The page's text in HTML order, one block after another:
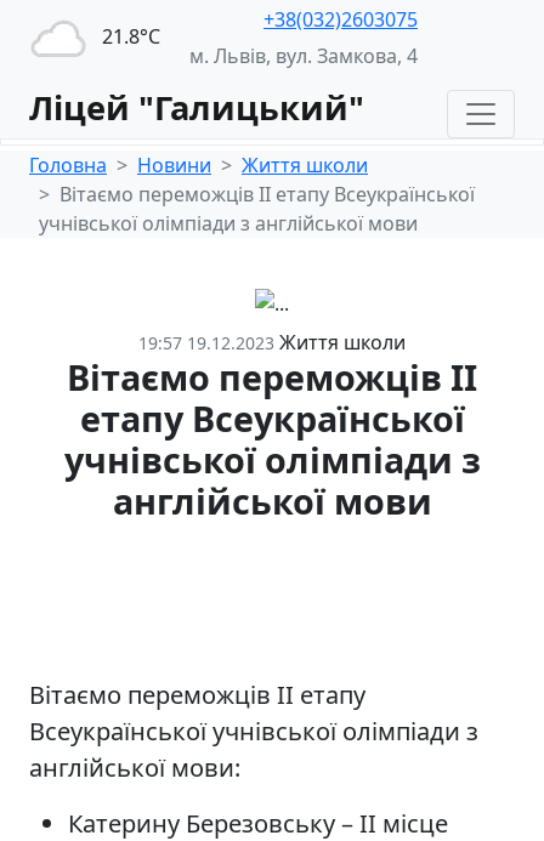
21.8°С
+38(032)2603075
м. Львів, вул. Замкова, 4
Ліцей "Галицький"
Головна Новини
Життя школи
Вітаємо переможців ІІ етапу Всеукраїнської
учнівської олімпіади з англійської мови
19:57 19.12.2023 Життя школи
Вітаємо переможців ІІ
етапу Всеукраїнської
учнівської олімпіади з
англійської мови
Вітаємо переможців ІІ етапу
Всеукраїнської учнівської олімпіади з
англійської мови:
Катерину Березовську – ІІ місце